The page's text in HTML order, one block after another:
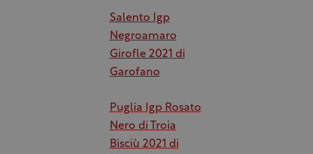
Salento Igp
Negroamaro
Girofle 2021 di
Garofano
Puglia Igp Rosato
Nero di Troia
Bisciù 2021 di